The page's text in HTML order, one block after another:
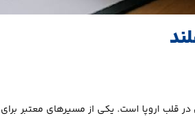
قلب اروپا است. یکی از مسیرهای معتبر